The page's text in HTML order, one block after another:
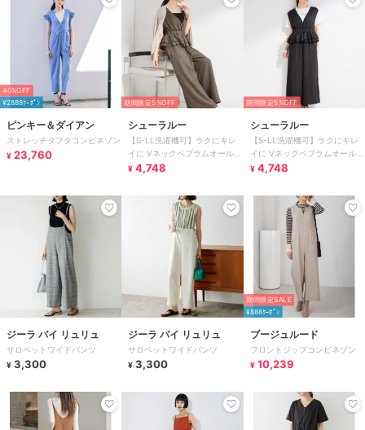
40%OFF
¥2888ｸｰﾎﾟﾝ
ピンキー＆ダイアン
ストレッチタフタコンビネゾン
¥ 23,760
期間限定5%OFF
シューラルー
【S-LL洗濯機可】ラクにキレ
イに Vネックペプラムオールイ
ンワン
¥ 4,748
期間限定5%OFF
シューラルー
【S-LL洗濯機可】ラクにキレ
イに Vネックペプラムオールイ
ンワン
¥ 4,748
ジーラ バイ リュリュ
サロペットワイドパンツ
¥ 3,300
ジーラ バイ リュリュ
サロペットワイドパンツ
¥ 3,300
期間限定SALE
¥888ｸｰﾎﾟﾝ
ブージュルード
フロントジップコンビネゾン
¥ 10,239